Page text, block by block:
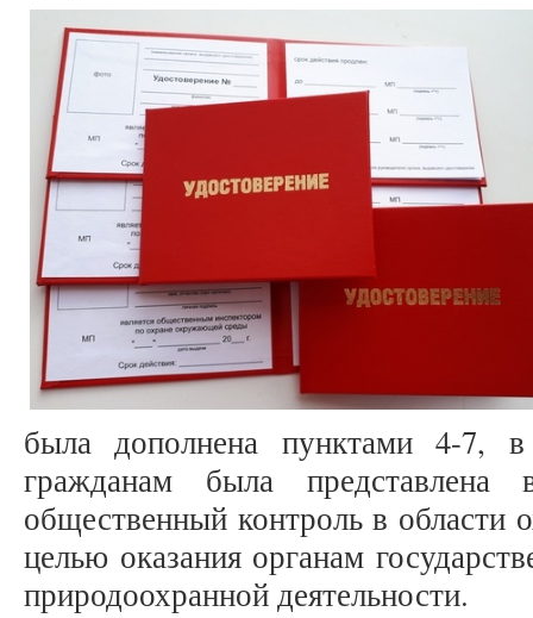
была дополнена пунктами 4-7,
гражданам была представлена
общественный контроль в
целью оказания органам
природоохранной деятельности.